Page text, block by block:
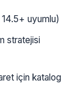
uyumlu)
stratejisi
için katalog